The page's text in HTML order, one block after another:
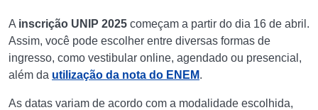
A inscrição UNIP 2025 começam a partir do dia 16 de abril.
Assim, você pode escolher entre diversas formas de
ingresso, como vestibular online, agendado ou presencial,
além da utilização da nota do ENEM.
As datas variam de acordo com a modalidade escolhida,